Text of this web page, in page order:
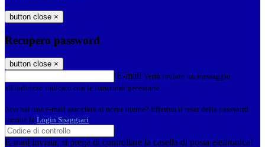
button close ×
Recupero password
button close ×
E-mail Verrà inviato un messaggio
all'indirizzo indicato con le istruzioni necessarie.
Non hai una e-mail associata al nome utente? Effettua il reset della password
tramite la Login Spaggiari
E-mail inviata, si prega di controllare la casella di posta elettronica!